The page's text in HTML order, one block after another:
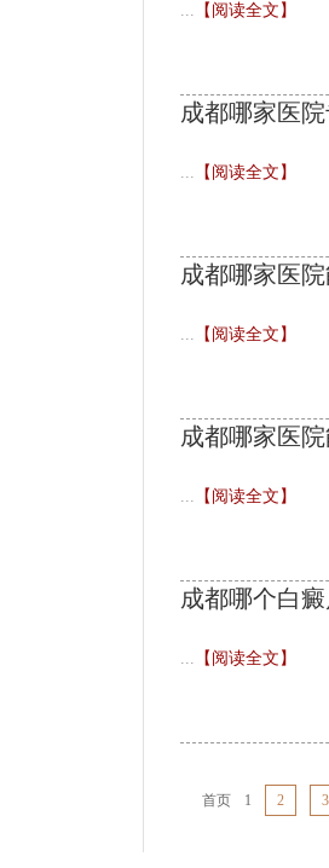
... 【阅读全文】
成都哪家医
... 【阅读全文】
成都哪家医
... 【阅读全文】
成都哪家医
... 【阅读全文】
成都哪个白
... 【阅读全文】
首页 1 2 3